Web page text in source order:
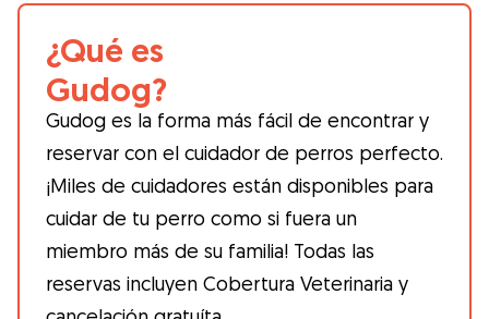
¿Qué es
Gudog?
Gudog es la forma más fácil de encontrar y
reservar con el cuidador de perros perfecto.
¡Miles de cuidadores están disponibles para
cuidar de tu perro como si fuera un
miembro más de su familia! Todas las
reservas incluyen Cobertura Veterinaria y